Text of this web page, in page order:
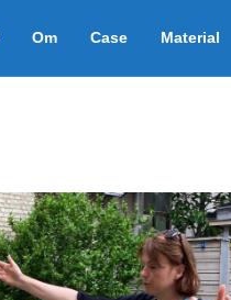
Om Case Material